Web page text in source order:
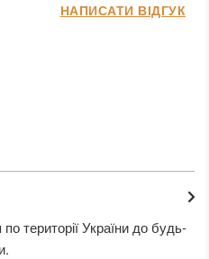
території України до будь-
НАПИСАТИ ВІДГУК